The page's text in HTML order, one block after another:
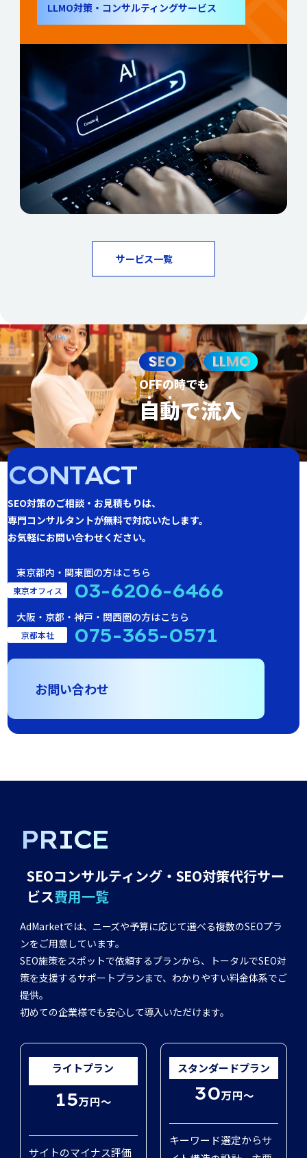
LLMO対策・コンサルティングサービス
サービス一覧
OFFの時でも
自動で流入
CONTACT
SEO対策のご相談・お見積もりは、
専門コンサルタントが無料で対応いたします。
お気軽にお問い合わせください。
東京都内・関東圏の方はこちら
東京オフィス 03-6206-6466
大阪・京都・神戸・関西圏の方はこちら
京都本社 075-365-0571
お問い合わせ
PRICE
SEOコンサルティング・SEO対策代行サー
ビス費用一覧
AdMarketでは、ニーズや予算に応じて選べる複数のSEOプラ
ンをご用意しています。
SEO施策をスポットで依頼するプランから、トータルでSEO対
策を支援するサポートプランまで、わかりやすい料金体系でご
提供。
初めての企業様でも安心して導入いただけます。
ライトプラン
15万円～
サイトのマイナス評価
スタンダードプラン
30万円～
キーワード選定からサ